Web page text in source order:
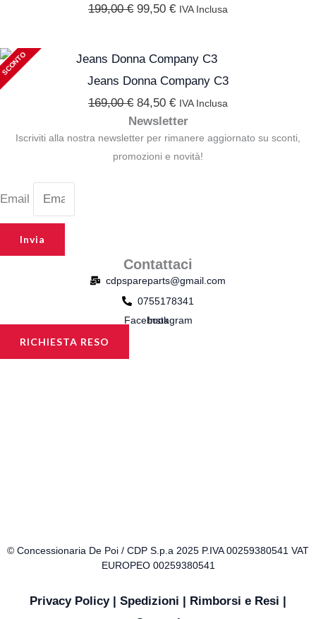
199,00€ era:
99,50 €è:IVA Inclusa
SCONTO
Jeans Donna Company C3
169,00€
Il
prezzo
originale
era:
169,00 €.
84,50 €
Il
prezzo
attuale
è:
84,50 €.
IVA Inclusa
Newsletter
Iscriviti alla nostra newsletter per rimanere aggiornato su sconti,
promozioni e novità!
Email
Invia
Contattaci
cdpspareparts@gmail.com
0755178341
FacebookInstagram
RICHIESTA RESO
© Concessionaria De Poi / CDP S.p.a 2025 P.IVA 00259380541 VAT
EUROPEO 00259380541
Privacy Policy| Spedizioni | Rimborsi e Resi |